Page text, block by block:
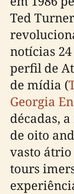
Ted
notícias
perfil de
de mídia (
Georgia
décadas,
de oito
vasto
tours